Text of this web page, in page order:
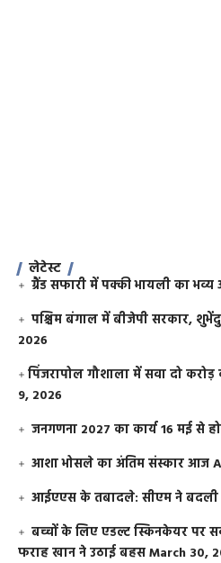
लेटेस्ट
ग्रैंड सफारी में पक्की भायली का
पश्चिम बंगाल में बीजेपी सरकार,
2026
​पिंजरापोल गौशाला में सवा दो करोड़
9, 2026
जनगणना 2027 का कार्य 16 मई से
आशा भोसले का अंतिम संस्कार आज
आईएएस के तबादले: सीएम ने बदली
बच्चों के लिए एडल्ट स्किनकेयर पर
फराह खान ने उठाई बहसMarch 30,